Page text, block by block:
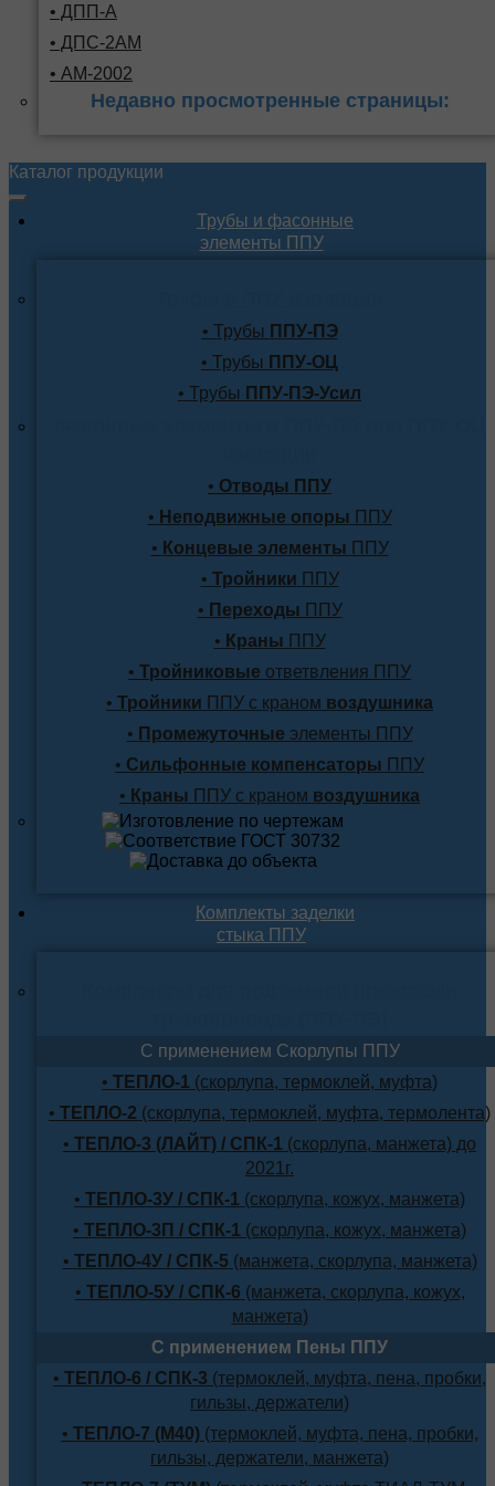
• ДПП-А
• ДПС-2АМ
• АМ-2002
Недавно просмотренные страницы:
Каталог продукции
Трубы и фасонные
элементы ППУ
• Трубы ППУ-ПЭ
• Трубы ППУ-ОЦ
• Трубы ППУ-ПЭ-Усил
• Отводы ППУ
• Неподвижные опоры ППУ
• Концевые элементы ППУ
• Тройники ППУ
• Переходы ППУ
• Краны ППУ
• Тройниковые ответвления ППУ
• Тройники ППУ с краном воздушника
• Промежуточные элементы ППУ
• Сильфонные компенсаторы ППУ
• Краны ППУ с краном воздушника
Комплекты заделки
стыка ППУ
С применением Скорлупы ППУ
• ТЕПЛО-1 (скорлупа, термоклей, муфта)
• ТЕПЛО-2 (скорлупа, термоклей, муфта, термолента)
• ТЕПЛО-3 (ЛАЙТ) / СПК-1 (скорлупа, манжета) до
2021г.
• ТЕПЛО-3У / СПК-1 (скорлупа, кожух, манжета)
• ТЕПЛО-3П / СПК-1 (скорлупа, кожух, манжета)
• ТЕПЛО-4У / СПК-5 (манжета, скорлупа, манжета)
• ТЕПЛО-5У / СПК-6 (манжета, скорлупа, кожух,
манжета)
С применением Пены ППУ
• ТЕПЛО-6 / СПК-3 (термоклей, муфта, пена, пробки,
гильзы, держатели)
• ТЕПЛО-7 (М40)(термоклей, муфта, пена, пробки,
гильзы, держатели, манжета)